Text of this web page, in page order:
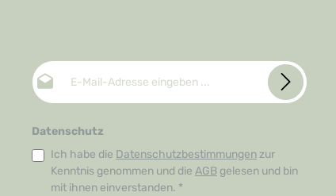
E-Mail-Adresse*
Datenschutz
Ich habe die Datenschutzbestimmungen zur
Kenntnis genommen und die AGB gelesen und bin
mit ihnen einverstanden. *